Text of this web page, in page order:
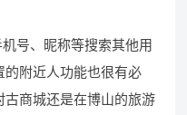
号、昵称等搜索其他用
的附近人功能也很有必
商城还是在博山的旅游